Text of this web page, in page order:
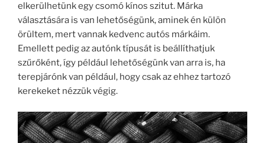
elkerülhetünk egy csomó kínos szitut. Márka
választására is van lehetőségünk, aminek én külön
örültem, mert vannak kedvenc autós márkáim.
Emellett pedig az autónk típusát is beállíthatjuk
szűrőként, így például lehetőségünk van arra is, ha
terepjárónk van például, hogy csak az ehhez tartozó
kerekeket nézzük végig.